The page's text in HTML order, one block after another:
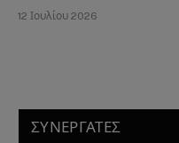
12 Ιουλίου 2026
ΣΥΝΕΡΓΑΤΕΣ